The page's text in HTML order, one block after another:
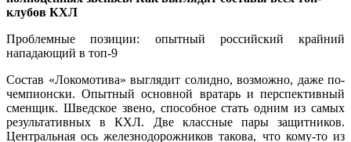
Проблемные позиции: опытный российский крайний
нападающий в топ-9
Состав «Локомотива» выглядит солидно, возможно, даже по-
чемпионски. Опытный основной вратарь и перспективный
сменщик. Шведское звено, способное стать одним из самых
результативных в КХЛ. Две классные пары защитников.
Центральная ось железнодорожников такова, что кому-то из